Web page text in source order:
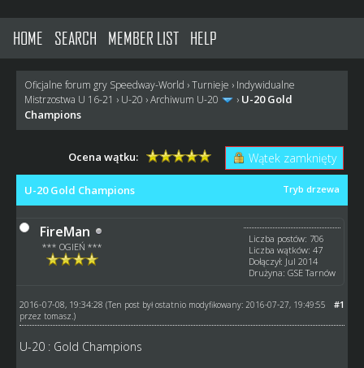
HOME SEARCH MEMBER LIST HELP
Oficjalne forum gry Speedway-World ›Turnieje › Indywidualne
Mistrzostwa U 16-21 › U-20 ›Archiwum U-20 › U-20 Gold
Champions
Wątek zamknięty
Ocena wątku:
Tryb drzewa
U-20 Gold Champions
FireMan
*** OGIEŃ ***
Liczba postów: 706
Liczba wątków: 47
Dołączył: Jul 2014
Drużyna: GSE Tarnów
#1
2016-07-08, 19:34:28 (Ten post był ostatnio modyfikowany: 2016-07-27, 19:49:55
przez tomasz .)
U-20 : Gold Champions